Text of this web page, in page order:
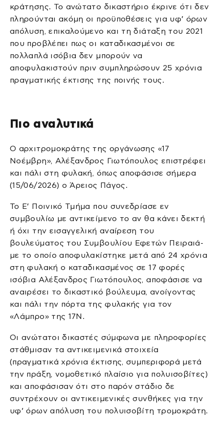
κράτησης. Το ανώτατο δικαστήριο έκρινε ότι δεν
πληρούνται ακόμη οι προϋποθέσεις για υφ’ όρων
απόλυση, επικαλούμενο και τη διάταξη του 2021
που προβλέπει πως οι καταδικασμένοι σε
πολλαπλά ισόβια δεν μπορούν να
αποφυλακιστούν πριν συμπληρώσουν 25 χρόνια
πραγματικής έκτισης της ποινής τους.
Πιο αναλυτικά
Ο αρχιτρομοκράτης της οργάνωσης «17
Νοέμβρη», Αλέξανδρος Γιωτόπουλος επιστρέφει
και πάλι στη φυλακή, όπως αποφάσισε σήμερα
(15/06/2026) ο Άρειος Πάγος.
Το Ε’ Ποινικό Τμήμα που συνεδρίασε εν
συμβουλίω με αντικείμενο το αν θα κάνει δεκτή
ή όχι την εισαγγελική αναίρεση του
βουλεύματος του Συμβουλίου Εφετών Πειραιά-
με το οποίο αποφυλακίστηκε μετά από 24 χρόνια
στη φυλακή ο καταδικασμένος σε 17 φορές
ισόβια Αλέξανδρος Γιωτόπουλος, αποφάσισε να
αναιρέσει το δικαστικό βούλευμα, ανοίγοντας
και πάλι την πόρτα της φυλακής για τον
«Λάμπρο» της 17Ν.
Οι ανώτατοι δικαστές σύμφωνα με πληροφορίες
στάθμισαν τα αντικειμενικά στοιχεία
(πραγματικά χρόνια έκτισης, συμπεριφορά μετά
την πράξη, νομοθετικό πλαίσιο για πολυισοβίτες)
και αποφάσισαν ότι στο παρόν στάδιο δε
συντρέχουν οι αντικειμενικές συνθήκες για την
υφ’ όρων απόλυση του πολυισοβίτη τρομοκράτη.